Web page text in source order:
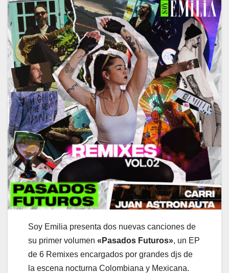
Soy Emilia presenta dos nuevas canciones de
su primer volumen «Pasados Futuros», un EP
de 6 Remixes encargados por grandes djs de
la escena nocturna Colombiana y Mexicana.